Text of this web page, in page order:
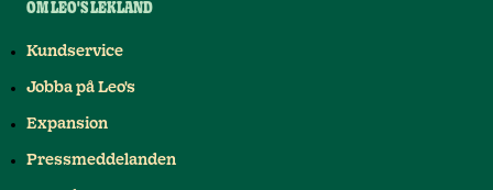
OM LEO'S LEKLAND
Kundservice
Jobba på Leo's
Expansion
Pressmeddelanden